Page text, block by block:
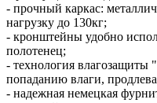
- прочный каркас:
нагрузку до 130кг;
- кронштейны удобно
полотенец;
- технология влагозащиты
попаданию влаги,
- надежная немецкая